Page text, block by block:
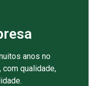
anos no
qualidade,